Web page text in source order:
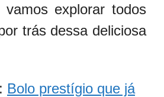
vamos explorar todos
trás dessa deliciosa
Bolo prestígio que já